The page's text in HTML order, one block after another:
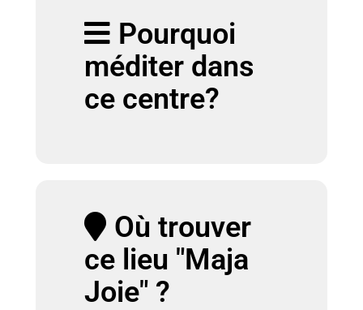
Pourquoi
méditer dans
ce centre?
Où trouver
ce lieu "Maja
Joie" ?